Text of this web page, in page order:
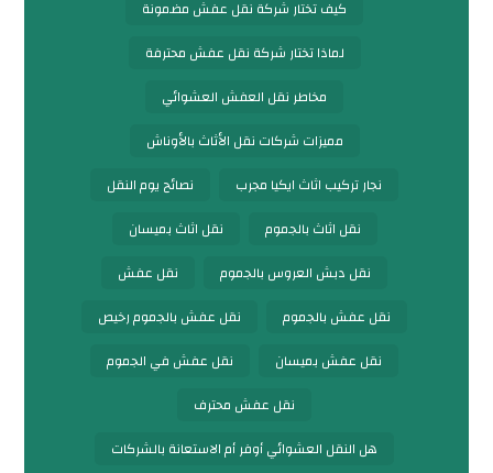
كيف تختار شركة نقل عفش مضمونة
لماذا تختار شركة نقل عفش محترفة
مخاطر نقل العفش العشوائي
مميزات شركات نقل الأثاث بالأوناش
نجار تركيب اثاث ايكيا مجرب
نصائح يوم النقل
نقل اثاث بالجموم
نقل اثاث بميسان
نقل دبش العروس بالجموم
نقل عفش
نقل عفش بالجموم
نقل عفش بالجموم رخيص
نقل عفش بميسان
نقل عفش في الجموم
نقل عفش محترف
هل النقل العشوائي أوفر أم الاستعانة بالشركات